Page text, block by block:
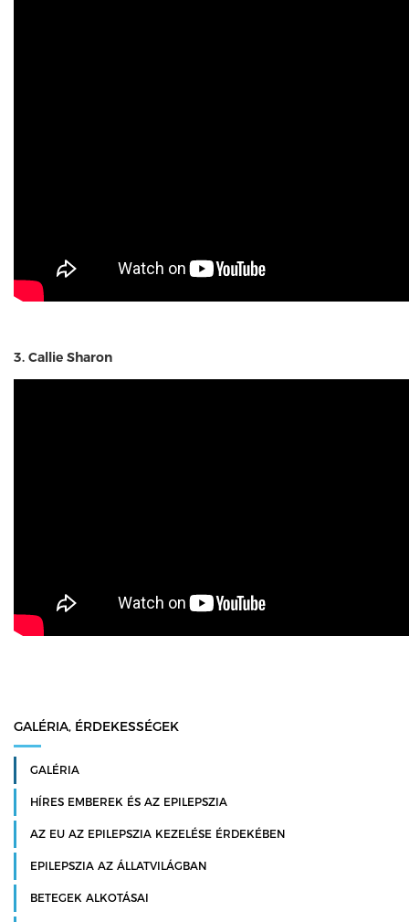
3. Callie Sharon
GALÉRIA, ÉRDEKESSÉGEK
GALÉRIA
HÍRES EMBEREK ÉS AZ EPILEPSZIA
AZ EU AZ EPILEPSZIA KEZELÉSE ÉRDEKÉBEN
EPILEPSZIA AZ ÁLLATVILÁGBAN
BETEGEK ALKOTÁSAI